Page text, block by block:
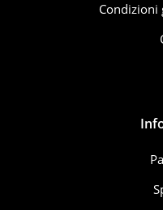
Condizioni